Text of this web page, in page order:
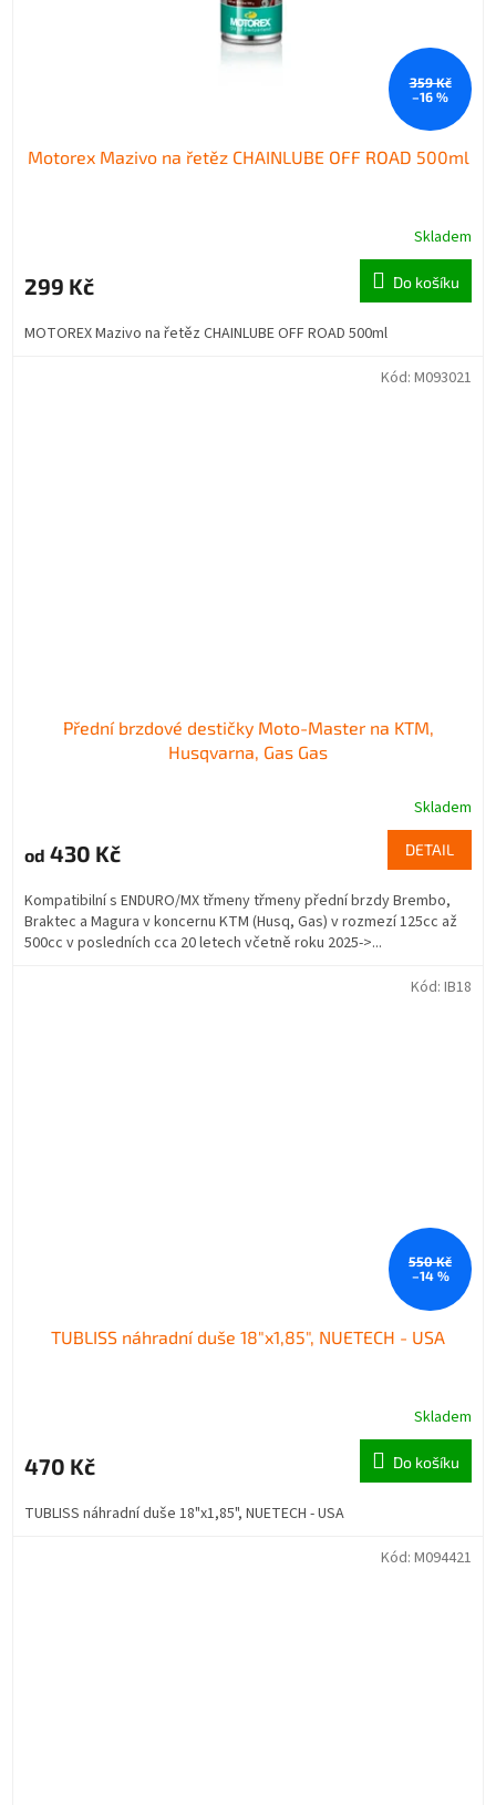
359 Kč
–16 %
Motorex Mazivo na řetěz CHAINLUBE OFF ROAD 500ml
Skladem
299 Kč Do košíku
MOTOREX Mazivo na řetěz CHAINLUBE OFF ROAD 500ml
Přední brzdové destičky Moto-Master na KTM,
Husqvarna, Gas Gas
Skladem
od 430 Kč DETAIL
Kompatibilní s ENDURO/MX třmeny třmeny přední brzdy Brembo,
Braktec a Magura v koncernu KTM (Husq, Gas) v rozmezí 125cc až
500cc v posledních cca 20 letech včetně roku 2025->...
Kód: M093021
550 Kč
–14 %
TUBLISS náhradní duše 18"x1,85", NUETECH - USA
Skladem
470 Kč Do košíku
TUBLISS náhradní duše 18"x1,85", NUETECH - USA
Kód: IB18
Kód: M094421